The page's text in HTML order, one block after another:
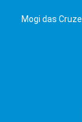
Mogi das